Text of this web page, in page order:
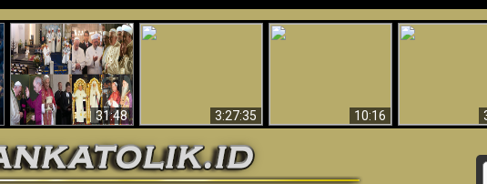
31:48
Vatikan II Adalah
Agama Baru
3:27:35
Video (Edisi Final)
10:16